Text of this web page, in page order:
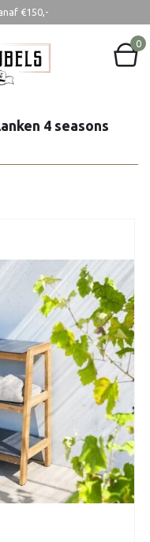
€150,-
0
4 seasons
4 seasons